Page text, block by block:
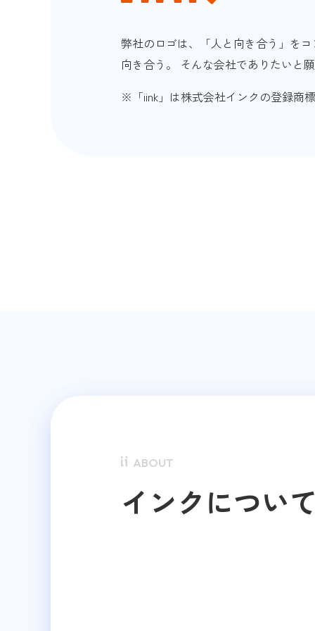
弊社のロゴは、「人と向き合う」を
向き合う。 そんな会社でありたいと願
※「iink」は株式会社インクの登録商標
ABOUT
インクについて